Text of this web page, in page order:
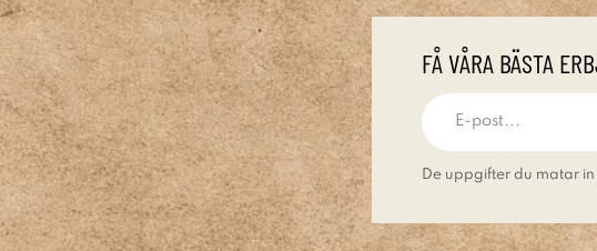
FÅ VÅRA BÄSTA
De uppgifter du matar